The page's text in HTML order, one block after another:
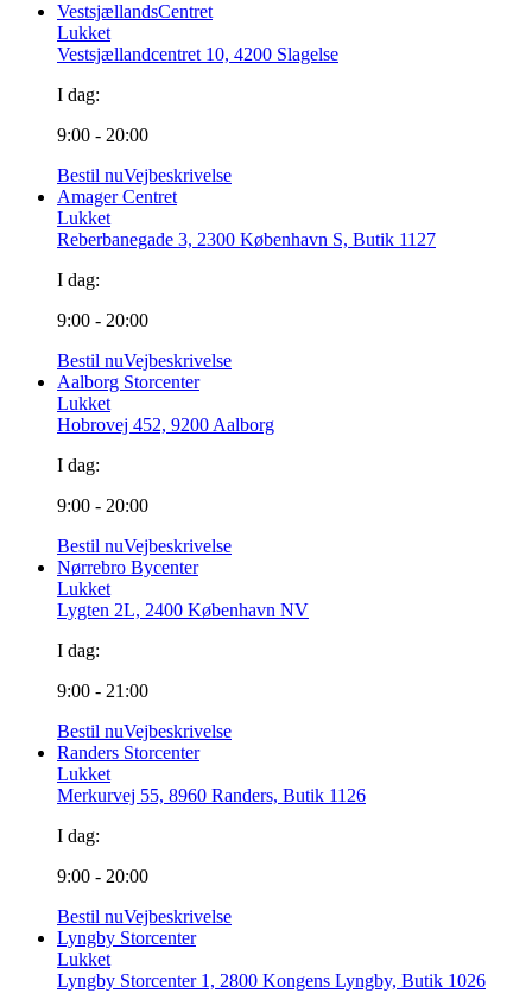
VestsjællandsCentret
Lukket
Vestsjællandcentret 10, 4200 Slagelse
I dag:
9:00 - 20:00
Bestil nuVejbeskrivelse
Amager Centret
Lukket
Reberbanegade 3, 2300 København S, Butik 1127
I dag:
9:00 - 20:00
Bestil nuVejbeskrivelse
Aalborg Storcenter
Lukket
Hobrovej 452, 9200 Aalborg
I dag:
9:00 - 20:00
Bestil nuVejbeskrivelse
Nørrebro Bycenter
Lukket
Lygten 2L, 2400 København NV
I dag:
9:00 - 21:00
Bestil nuVejbeskrivelse
Randers Storcenter
Lukket
Merkurvej 55, 8960 Randers, Butik 1126
I dag:
9:00 - 20:00
Bestil nuVejbeskrivelse
Lyngby Storcenter
Lukket
Lyngby Storcenter 1, 2800 Kongens Lyngby, Butik 1026